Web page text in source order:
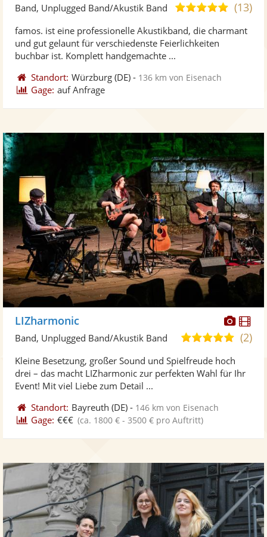
Fotos
5,0
5
(13)
Band, Unplugged Band/Akustik Band
famos. ist eine professionelle Akustikband, die charmant
und gut gelaunt für verschiedenste Feierlichkeiten
buchbar ist. Komplett handgemachte ...
Standort: Würzburg (DE) - 136 km von Eisenach
Gage: auf Anfrage
LIZharmonic
5,0
5
(2)
Band, Unplugged Band/Akustik Band
Kleine Besetzung, großer Sound und Spielfreude hoch
drei – das macht LIZharmonic zur perfekten Wahl für Ihr
Event! Mit viel Liebe zum Detail ...
Standort: Bayreuth (DE) - 146 km von Eisenach
Gage: €€€ (ca. 1800 € - 3500 € pro Auftritt)